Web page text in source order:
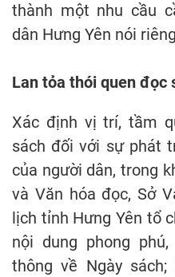
thành một nhu cầu
dân Hưng Yên nói
Lan tỏa thói quen đọc
Xác định vị trí, tầm
sách đối với sự phát
của người dân, trong
và Văn hóa đọc, Sở
lịch tỉnh Hưng Yên tổ
nội dung phong
thông về Ngày